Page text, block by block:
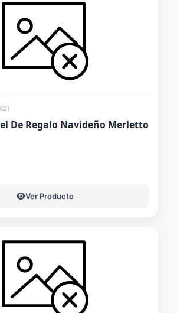
De Regalo Navideño Merletto
Ver Producto